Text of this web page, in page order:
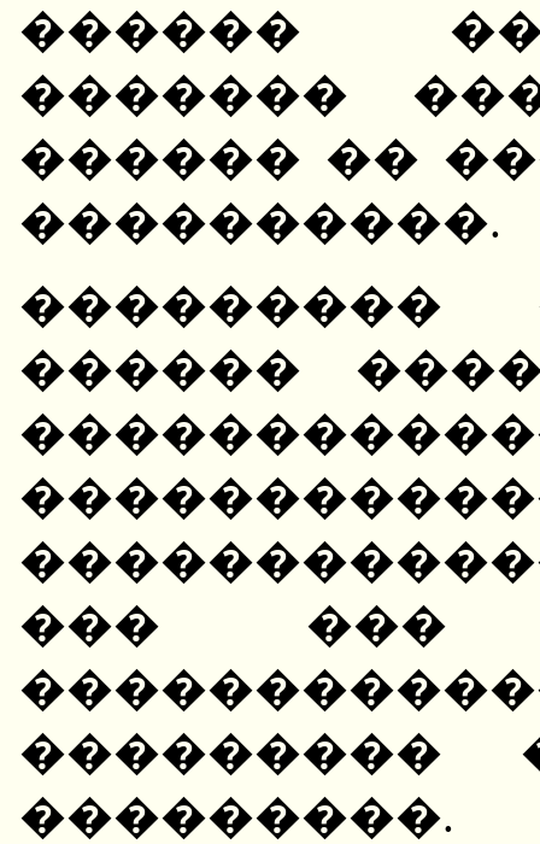
������
�������
������ ��
����������.
���������
������
��� ���
���������
���������.